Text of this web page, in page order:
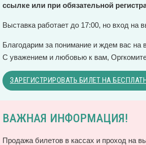
ссылке или при обязательной
Выставка работает до 17:00, но вход на
Благодарим за понимание и ждем вас на
С уважением и любовью к вам,
ЗАРЕГИСТРИРОВАТЬ БИЛЕТ НА
ВАЖНАЯ ИНФОРМАЦИЯ!
Продажа билетов в кассах и проход на